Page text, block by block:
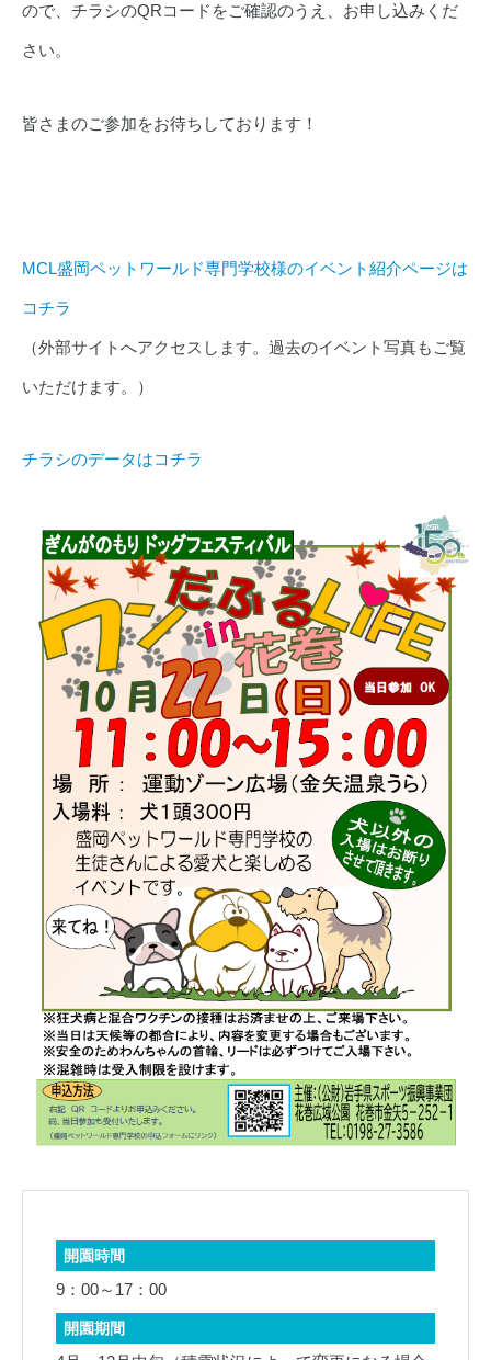
ので、チラシのQRコードをご確認のうえ、お申し込みくだ
さい。
皆さまのご参加をお待ちしております！
MCL盛岡ペットワールド専門学校様のイベント紹介ページは
コチラ
（外部サイトへアクセスします。過去のイベント写真もご覧
いただけます。）
チラシのデータはコチラ
開園時間
9：00～17：00
開園期間